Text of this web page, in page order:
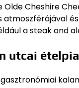
Olde Cheshire
a steak and
utcai